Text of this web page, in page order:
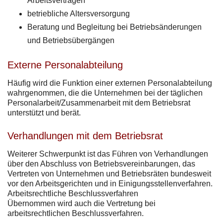
betriebliche Altersversorgung
Beratung und Begleitung bei Betriebsänderungen
und Betriebsübergängen
Externe Personalabteilung
Häufig wird die Funktion einer externen Personalabteilung
wahrgenommen, die die Unternehmen bei der täglichen
Personalarbeit/Zusammenarbeit mit dem Betriebsrat
unterstützt und berät.
Verhandlungen mit dem Betriebsrat
Weiterer Schwerpunkt ist das Führen von Verhandlungen
über den Abschluss von Betriebsvereinbarungen, das
Vertreten von Unternehmen und Betriebsräten bundesweit
vor den Arbeitsgerichten und in Einigungsstellenverfahren.
Arbeitsrechtliche Beschlussverfahren
Übernommen wird auch die Vertretung bei
arbeitsrechtlichen Beschlussverfahren.